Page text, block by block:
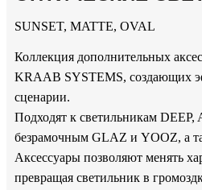
SUNSET, MATTE, OVAL
Коллекция дополнительных
KRAAB SYSTEMS, создающих
сценарии.
Подходят к светильникам
безрамочным GLAZ и YOOZ, а
Аксессуары позволяют менять
превращая светильник в